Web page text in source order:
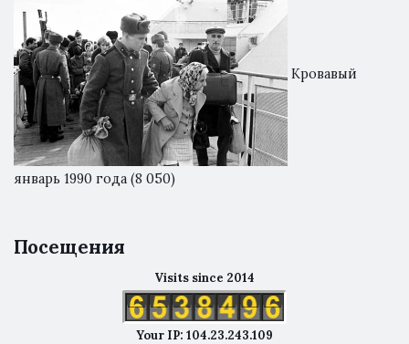
Кровавый
январь 1990 года (8 050)
Посещения
Visits since 2014
Your IP: 104.23.243.109